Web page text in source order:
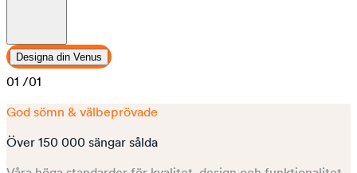
Designa din Venus
01 /01
God sömn & välbeprövade
Över 150 000 sängar sålda